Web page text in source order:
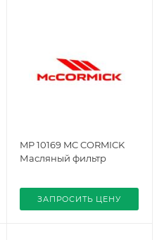
MP 10169 MC CORMICK
Масляный фильтр
ЗАПРОСИТЬ ЦЕНУ